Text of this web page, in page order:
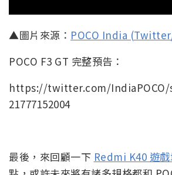
▲圖片來源： POCO India
POCO F3 GT 完整預告：
https://twitter.com/IndiaPOCO/
21777152004
最後，來回顧一下 Redmi K40 遊